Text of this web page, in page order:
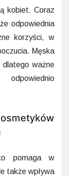
kobiet. Coraz
odpowiednia
korzyści, w
Męska
dlatego ważne
pomaga w
także wpływa